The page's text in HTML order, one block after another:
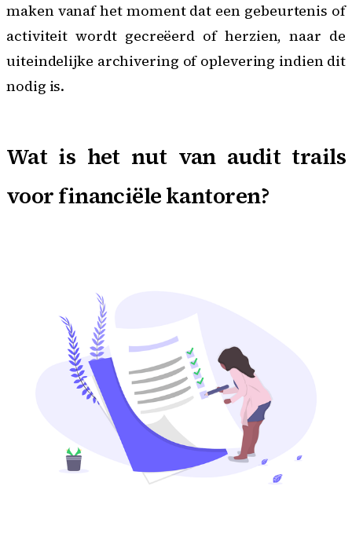
maken vanaf het moment dat een gebeurtenis of
activiteit wordt gecreëerd of herzien, naar de
uiteindelijke archivering of oplevering indien dit
nodig is.
Wat is het nut van audit trails
voor financiële kantoren?